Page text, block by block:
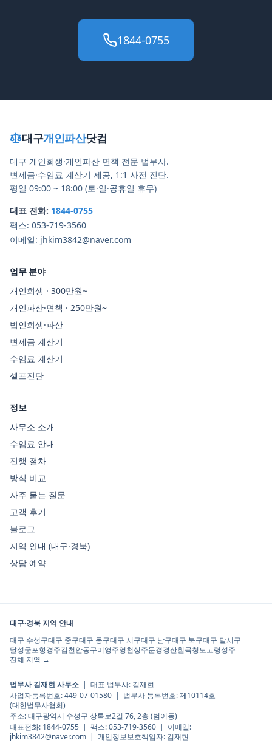
1844-0755
대구개인파산닷컴
대구 개인회생·개인파산 면책 전문 법무사.
변제금·수임료 계산기 제공, 1:1 사전 진단.
평일 09:00 ~ 18:00 (토·일·공휴일 휴무)
대표 전화: 1844-0755
팩스: 053-719-3560
이메일: jhkim3842@naver.com
업무 분야
개인회생 · 300만원~
개인파산·면책 · 250만원~
법인회생·파산
변제금 계산기
수임료 계산기
셀프진단
정보
사무소 소개
수임료 안내
진행 절차
방식 비교
자주 묻는 질문
고객 후기
블로그
지역 안내 (대구·경북)
상담 예약
대구·경북 지역 안내
대구 수성구대구 중구대구 동구대구 서구대구 남구대구 북구대구 달서구
달성군포항경주김천안동구미영주영천상주문경경산칠곡청도고령성주
전체 지역 →
법무사 김재현 사무소 | 대표 법무사: 김재현
사업자등록번호:449-07-01580 | 법무사 등록번호:제10114호
(대한법무사협회)
주소:대구광역시 수성구 상록로2길 76, 2층 (범어동)
대표전화: 1844-0755 | 팩스:053-719-3560 | 이메일:
jhkim3842@naver.com | 개인정보보호책임자: 김재현